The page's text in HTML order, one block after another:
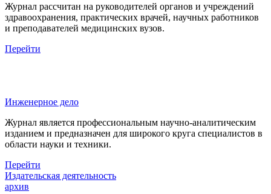
Журнал рассчитан на руководителей органов и учреждений
здравоохранения, практических врачей, научных работников
и преподавателей медицинских вузов.
Перейти
Инженерное дело
Журнал является профессиональным научно-аналитическим
изданием и предназначен для широкого круга специалистов в
области науки и техники.
Перейти
Издательская деятельность
архив